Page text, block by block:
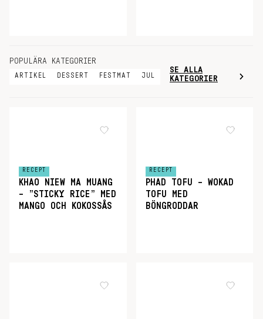
POPULÄRA KATEGORIER
ARTIKEL DESSERT FESTMAT JUL
SE ALLA
KATEGORIER
RECEPT
KHAO NIEW MA MUANG
– ”STICKY RICE” MED
MANGO OCH KOKOSSÅS
RECEPT
PHAD TOFU – WOKAD
TOFU MED
BÖNGRODDAR